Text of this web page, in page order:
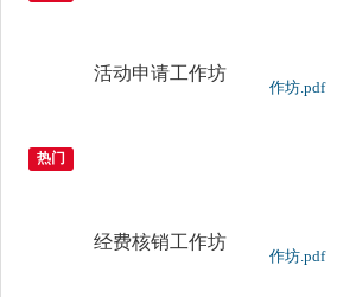
活动申请工作坊
作坊.pdf
热门
经费核销工作坊
作坊.pdf